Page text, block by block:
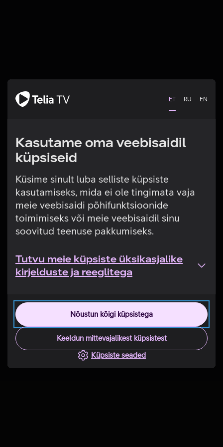
ET RU EN
Kasutame oma veebisaidil
küpsiseid
Küsime sinult luba selliste küpsiste
kasutamiseks, mida ei ole tingimata vaja
meie veebisaidi põhifunktsioonide
toimimiseks või meie veebisaidil sinu
soovitud teenuse pakkumiseks.
Tutvu meie küpsiste üksikasjalike
kirjelduste ja reeglitega
Nõustun kõigi küpsistega
Keeldun mittevajalikest küpsistest
Küpsiste seaded
Tehniline viga